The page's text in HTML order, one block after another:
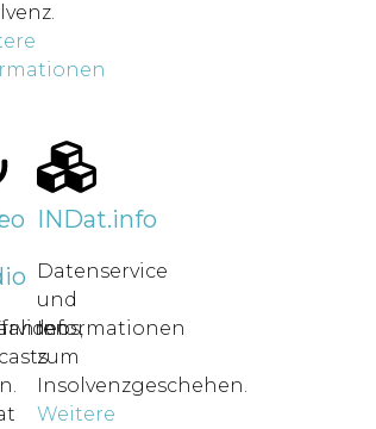
INDat.info
Datenservice
und
Informationen
zum
Insolvenzgeschehen.
Weitere